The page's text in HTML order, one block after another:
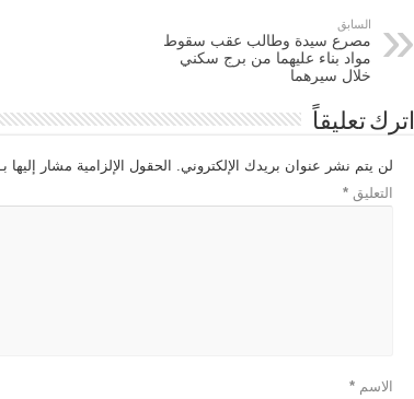
السابق
مصرع سيدة وطالب عقب سقوط
مواد بناء عليهما من برج سكني
خلال سيرهما
اترك تعليقاً
لن يتم نشر عنوان بريدك الإلكتروني.
الحقول الإلزامية مشار إليها
التعليق *
الاسم *